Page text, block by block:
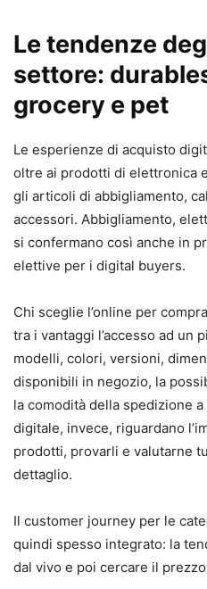
Le tendenze
settore:
grocery e pet
Le esperienze di acquisto
oltre ai prodotti di elettronica
gli articoli di abbigliamento,
accessori. Abbigliamento,
si confermano così anche in
elettive per i digital buyers.
Chi sceglie l’online per
tra i vantaggi l’accesso ad un
modelli, colori, versioni,
disponibili in negozio, la
la comodità della spedizione
digitale, invece, riguardano
prodotti, provarli e valutarne
dettaglio.
Il customer journey per le
quindi spesso integrato: la
dal vivo e poi cercare il